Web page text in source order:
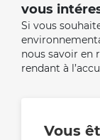
vous
Si vous
nous savoir en
rendant à
Vous